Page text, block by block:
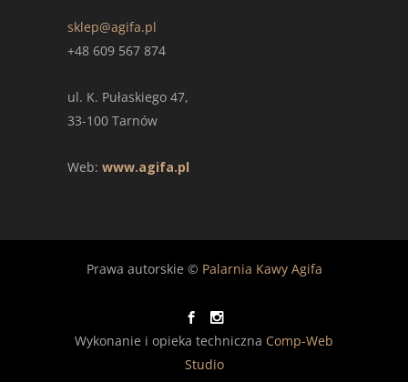
sklep@agifa.pl
+48 609 567 874
ul. K. Pułaskiego 47,
33-100 Tarnów
Web: www.agifa.pl
Prawa autorskie © Palarnia Kawy Agifa
Wykonanie i opieka techniczna Comp-Web
Studio